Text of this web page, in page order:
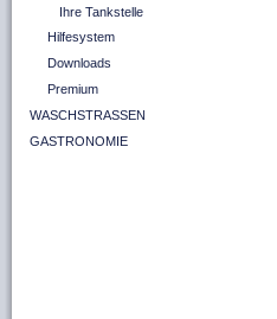
Ihre Tankstelle
Hilfesystem
Downloads
Premium
WASCHSTRASSEN
GASTRONOMIE